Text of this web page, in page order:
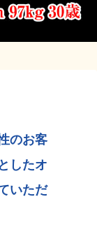
のお客
したオ
いただ